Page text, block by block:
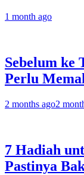
1 month ago
Sebelum ke
Perlu
2 months ago2
7 Hadiah
Pastinya